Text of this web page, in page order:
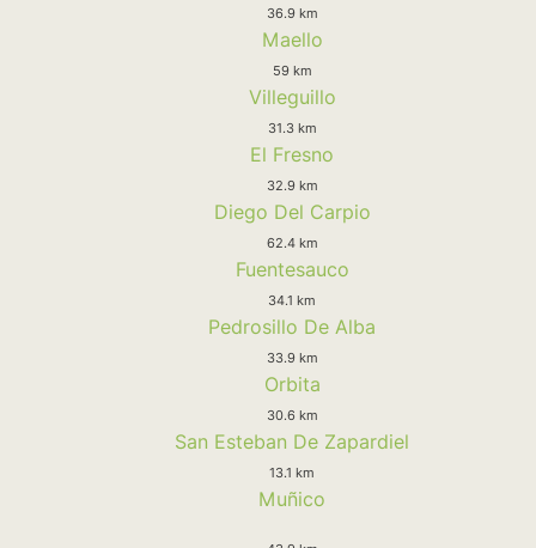
36.9 km
Maello
59 km
Villeguillo
31.3 km
El Fresno
32.9 km
Diego Del Carpio
62.4 km
Fuentesauco
34.1 km
Pedrosillo De Alba
33.9 km
Orbita
30.6 km
San Esteban De Zapardiel
13.1 km
Muñico